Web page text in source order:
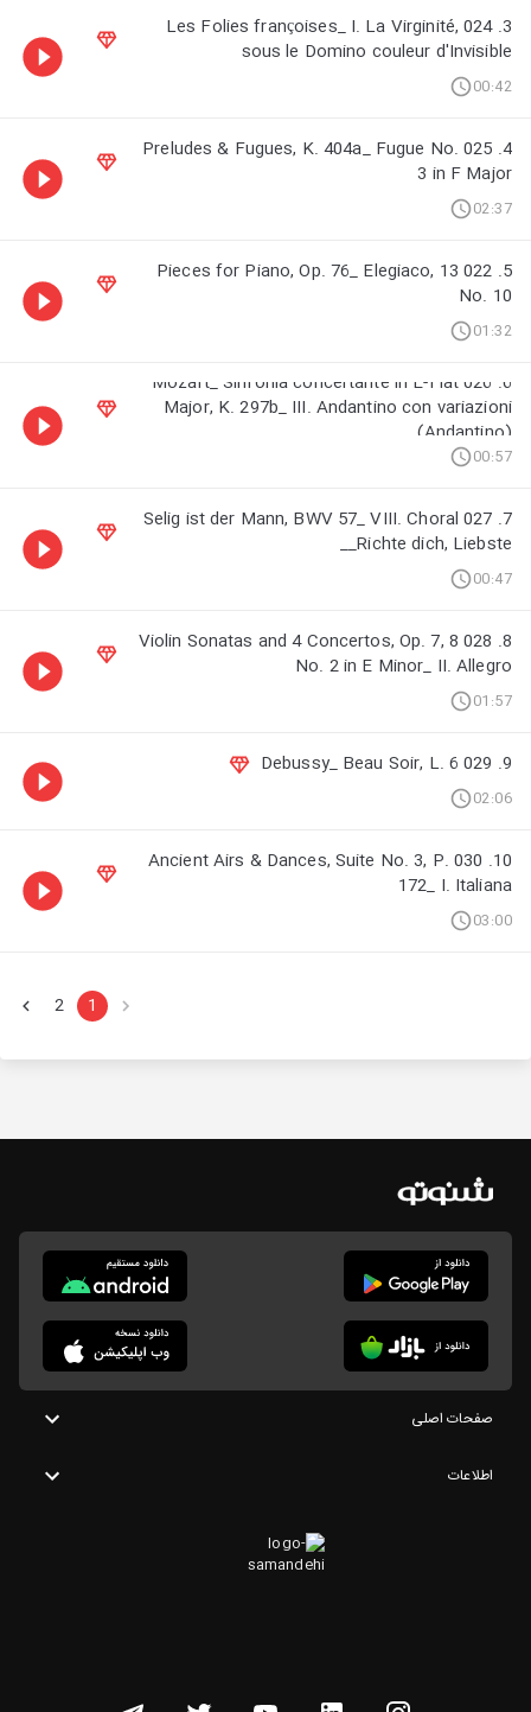
3. 024 Les Folies françoises_ I. La Virginité,
sous le Domino couleur d'Invisible
00:42
4. 025 Preludes & Fugues, K. 404a_ Fugue No.
3 in F Major
02:37
5. 022 13 Pieces for Piano, Op. 76_ Elegiaco,
No. 10
01:32
6. 026 Mozart_ Sinfonia concertante in E-Flat
Major, K. 297b_ III. Andantino con variazioni
(Andantino)
00:57
7. 027 Selig ist der Mann, BWV 57_ VIII. Choral
_Richte dich, Liebste_
00:47
8. 028 8 Violin Sonatas and 4 Concertos, Op. 7,
No. 2 in E Minor_ II. Allegro
01:57
9. 029 Debussy_ Beau Soir, L. 6
02:06
10. 030 Ancient Airs & Dances, Suite No. 3, P.
172_ I. Italiana
03:00
1
2
صفحات اصلی
اطلاعات